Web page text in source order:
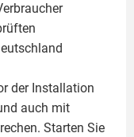
der Installation
auch mit
Starten Sie